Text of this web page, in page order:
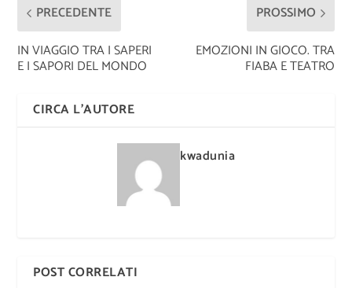
PRECEDENTE
IN VIAGGIO TRA I SAPERI
E I SAPORI DEL MONDO
PROSSIMO
EMOZIONI IN GIOCO. TRA
FIABA E TEATRO
CIRCA L'AUTORE
kwadunia
POST CORRELATI